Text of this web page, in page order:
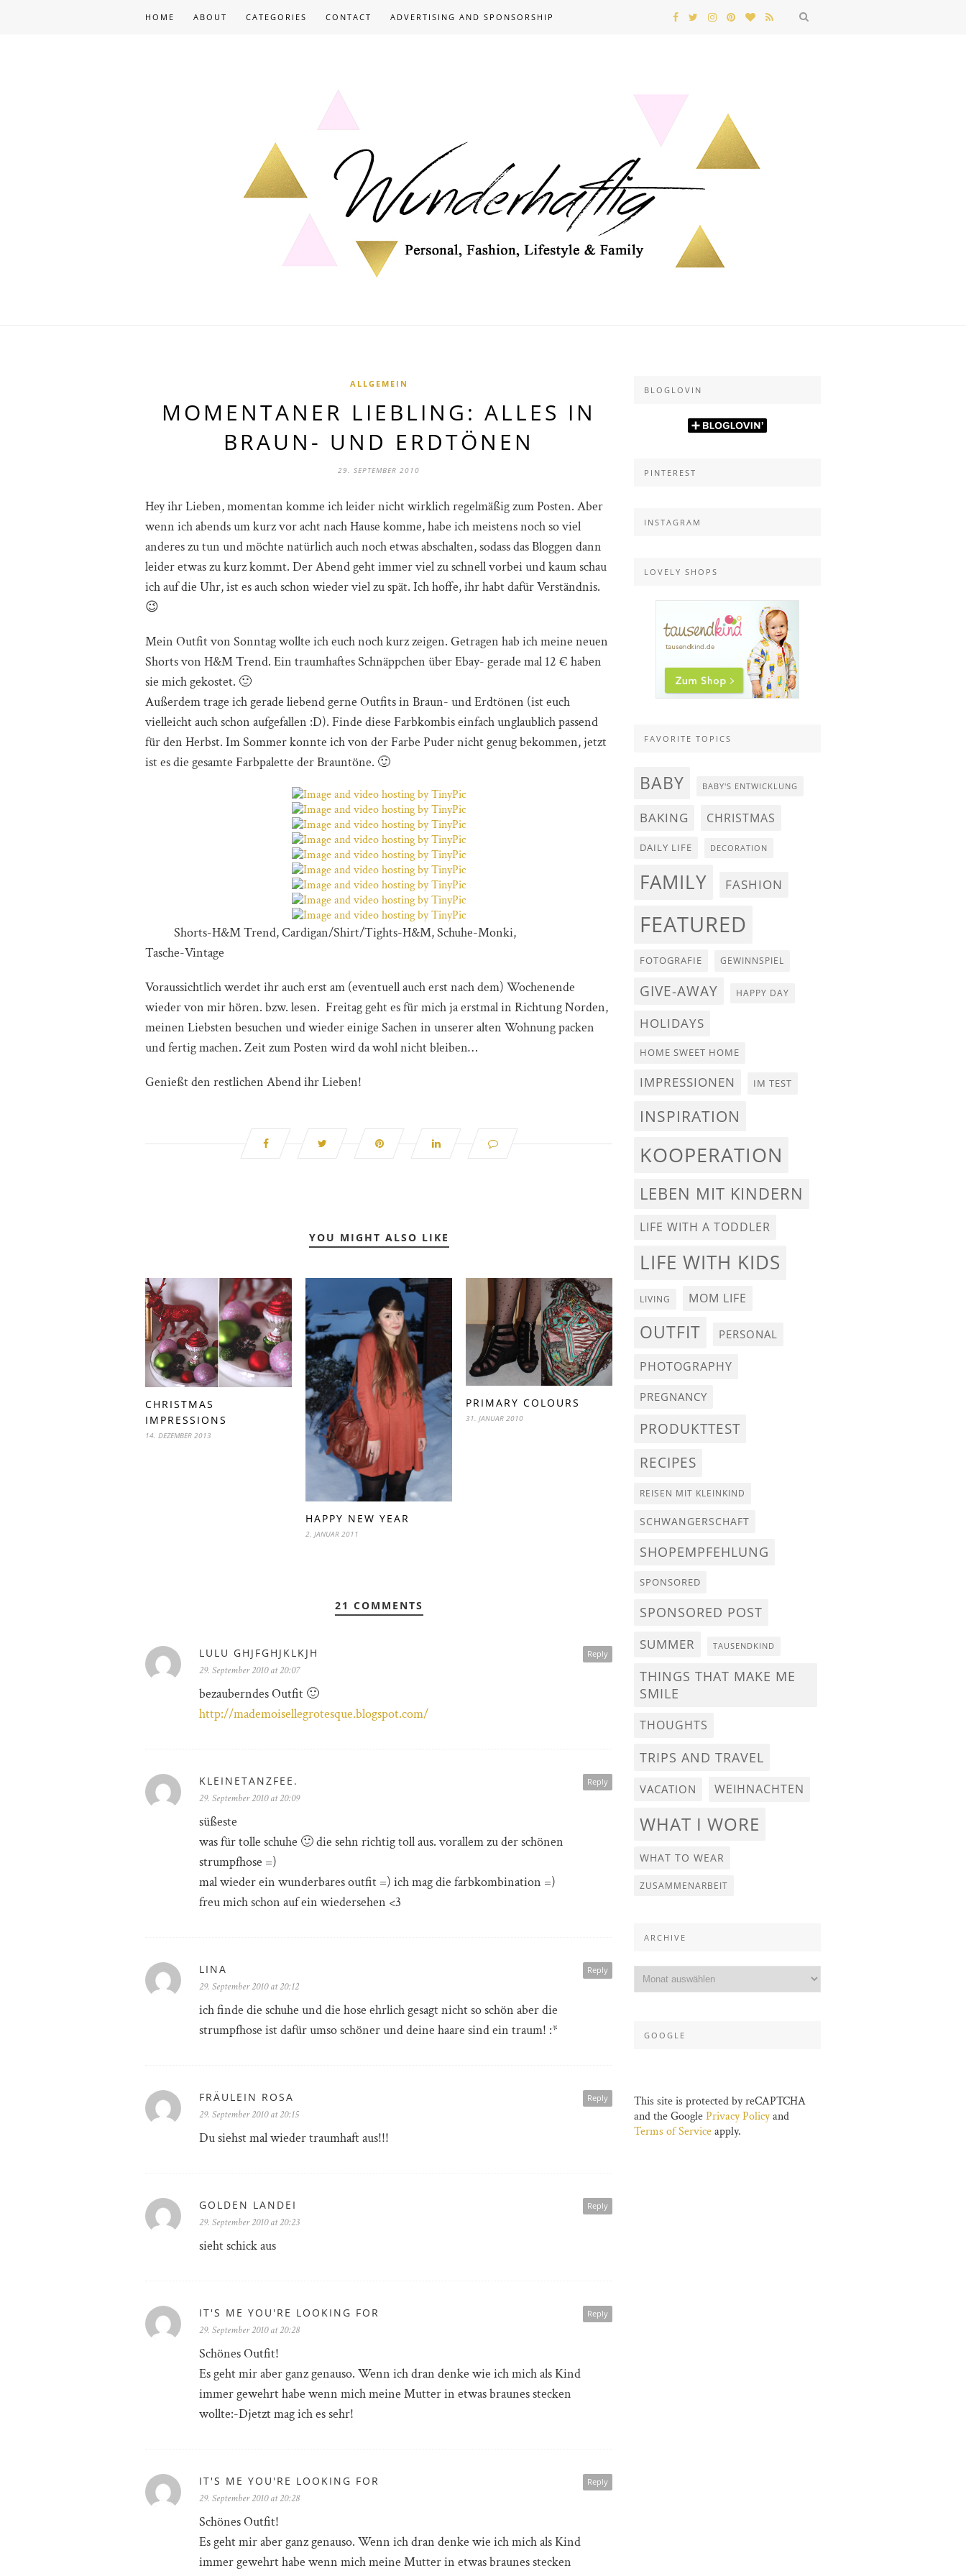
HOME ABOUT CATEGORIES CONTACT ADVERTISING AND SPONSORSHIP
ALLGEMEIN
MOMENTANER LIEBLING: ALLES IN
BRAUN- UND ERDTÖNEN
29. SEPTEMBER 2010
Hey ihr Lieben, momentan komme ich leider nicht wirklich regelmäßig zum Posten. Aber
wenn ich abends um kurz vor acht nach Hause komme, habe ich meistens noch so viel
anderes zu tun und möchte natürlich auch noch etwas abschalten, sodass das Bloggen dann
leider etwas zu kurz kommt. Der Abend geht immer viel zu schnell vorbei und kaum schau
ich auf die Uhr, ist es auch schon wieder viel zu spät. Ich hoffe, ihr habt dafür Verständnis.
😉
Mein Outfit von Sonntag wollte ich euch noch kurz zeigen. Getragen hab ich meine neuen
Shorts von H&M Trend. Ein traumhaftes Schnäppchen über Ebay- gerade mal 12 € haben
sie mich gekostet. 🙂
Außerdem trage ich gerade liebend gerne Outfits in Braun- und Erdtönen (ist euch
vielleicht auch schon aufgefallen :D). Finde diese Farbkombis einfach unglaublich passend
für den Herbst. Im Sommer konnte ich von der Farbe Puder nicht genug bekommen, jetzt
ist es die gesamte Farbpalette der Brauntöne. 🙂
Shorts-H&M Trend, Cardigan/Shirt/Tights-H&M, Schuhe-Monki,
Tasche-Vintage
Voraussichtlich werdet ihr auch erst am (eventuell auch erst nach dem) Wochenende
wieder von mir hören. bzw. lesen. Freitag geht es für mich ja erstmal in Richtung Norden,
meinen Liebsten besuchen und wieder einige Sachen in unserer alten Wohnung packen
und fertig machen. Zeit zum Posten wird da wohl nicht bleiben…
Genießt den restlichen Abend ihr Lieben!
YOU MIGHT ALSO LIKE
CHRISTMAS
IMPRESSIONS
14. DEZEMBER 2013
HAPPY NEW YEAR
2. JANUAR 2011
PRIMARY COLOURS
31. JANUAR 2010
21 COMMENTS
Reply
LULU GHJFGHJKLKJH
29. September 2010 at 20:07
bezauberndes Outfit 🙂
http://mademoisellegrotesque.blogspot.com/
Reply
KLEINETANZFEE.
29. September 2010 at 20:09
süßeste
was für tolle schuhe 🙂 die sehn richtig toll aus. vorallem zu der schönen
strumpfhose =)
mal wieder ein wunderbares outfit =) ich mag die farbkombination =)
freu mich schon auf ein wiedersehen <3
Reply
LINA
29. September 2010 at 20:12
ich finde die schuhe und die hose ehrlich gesagt nicht so schön aber die
strumpfhose ist dafür umso schöner und deine haare sind ein traum! :*
Reply
FRÄULEIN ROSA
29. September 2010 at 20:15
Du siehst mal wieder traumhaft aus!!!
Reply
GOLDEN LANDEI
29. September 2010 at 20:23
sieht schick aus
Reply
IT'S ME YOU'RE LOOKING FOR
29. September 2010 at 20:28
Schönes Outfit!
Es geht mir aber ganz genauso. Wenn ich dran denke wie ich mich als Kind
immer gewehrt habe wenn mich meine Mutter in etwas braunes stecken
wollte:-Djetzt mag ich es sehr!
Reply
IT'S ME YOU'RE LOOKING FOR
29. September 2010 at 20:28
Schönes Outfit!
Es geht mir aber ganz genauso. Wenn ich dran denke wie ich mich als Kind
immer gewehrt habe wenn mich meine Mutter in etwas braunes stecken
BLOGLOVIN
PINTEREST
INSTAGRAM
LOVELY SHOPS
FAVORITE TOPICS
BABY BABY'S ENTWICKLUNG
BAKING CHRISTMAS
DAILY LIFE DECORATION
FAMILY FASHION
FEATURED
FOTOGRAFIE GEWINNSPIEL
GIVE-AWAY HAPPY DAY
HOLIDAYS
HOME SWEET HOME
IMPRESSIONEN IM TEST
INSPIRATION
KOOPERATION
LEBEN MIT KINDERN
LIFE WITH A TODDLER
LIFE WITH KIDS
LIVING MOM LIFE
OUTFIT PERSONAL
PHOTOGRAPHY
PREGNANCY
PRODUKTTEST
RECIPES
REISEN MIT KLEINKIND
SCHWANGERSCHAFT
SHOPEMPFEHLUNG
SPONSORED
SPONSORED POST
SUMMER TAUSENDKIND
THINGS THAT MAKE ME
SMILE
THOUGHTS
TRIPS AND TRAVEL
VACATION WEIHNACHTEN
WHAT I WORE
WHAT TO WEAR
ZUSAMMENARBEIT
ARCHIVE
GOOGLE
This site is protected by reCAPTCHA
and the GooglePrivacy Policyand
Terms of Serviceapply.